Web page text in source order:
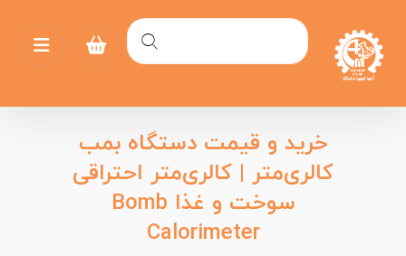
خرید و قیمت دستگاه بمب
کالری‌متر | کالری‌متر احتراقی
سوخت و غذا Bomb
Calorimeter